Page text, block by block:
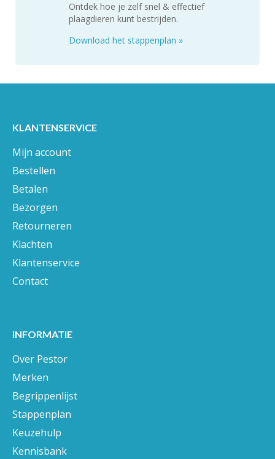
Ontdek hoe je zelf snel & effectief
plaagdieren kunt bestrijden.
Download het stappenplan »
KLANTENSERVICE
Mijn account
Bestellen
Betalen
Bezorgen
Retourneren
Klachten
Klantenservice
Contact
INFORMATIE
Over Pestor
Merken
Begrippenlijst
Stappenplan
Keuzehulp
Kennisbank